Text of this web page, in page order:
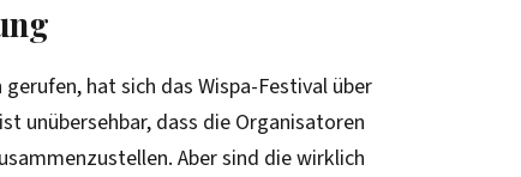
hat sich das Wispa-Festival über
unübersehbar, dass die Organisatoren
Aber sind die wirklich